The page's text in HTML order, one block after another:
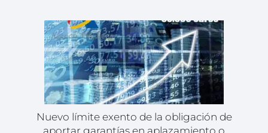
Nuevo límite exento de la obligación de
aportar garantías en aplazamiento o